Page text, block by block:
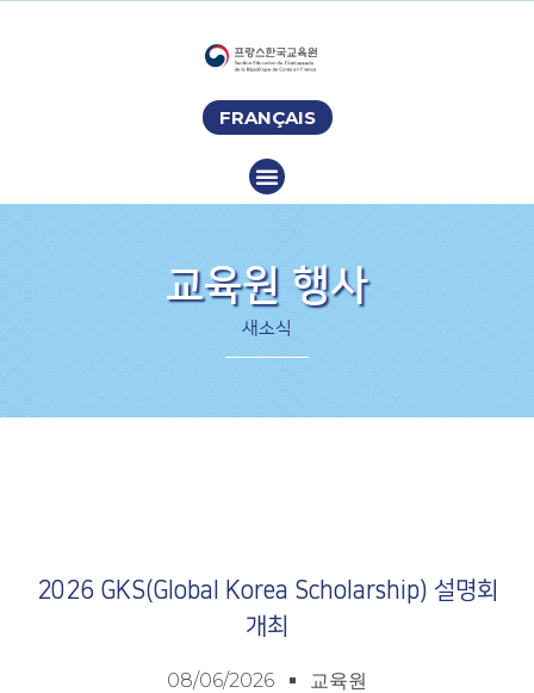
FRANÇAIS
교육원 행사
새소식
2026 GKS(Global Korea Scholarship) 설명회
개최
08/06/2026 교육원